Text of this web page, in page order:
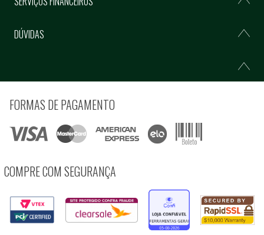
DÚVIDAS
FORMAS DE PAGAMENTO
COMPRE COM SEGURANÇA